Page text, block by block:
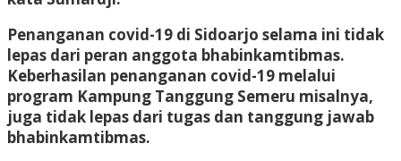
Penanganan covid-19 di Sidoarjo selama ini tidak
lepas dari peran anggota bhabinkamtibmas.
Keberhasilan penanganan covid-19 melalui
program Kampung Tanggung Semeru misalnya,
juga tidak lepas dari tugas dan tanggung jawab
bhabinkamtibmas.